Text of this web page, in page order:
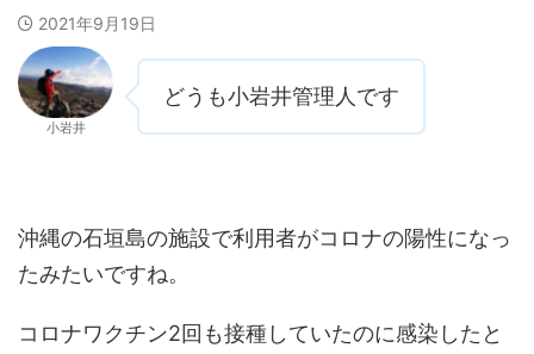
2021年9月19日
小岩井
どうも小岩井管理人です
沖縄の石垣島の施設で利用者がコロナの陽性になっ
たみたいですね。
コロナワクチン2回も接種していたのに感染したと